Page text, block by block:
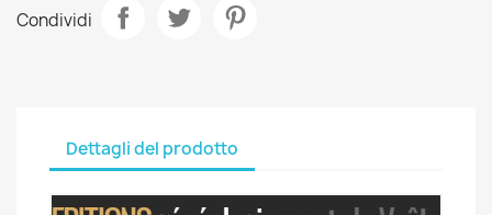
Condividi
Dettagli del prodotto